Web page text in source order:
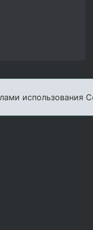
Контакты
использования